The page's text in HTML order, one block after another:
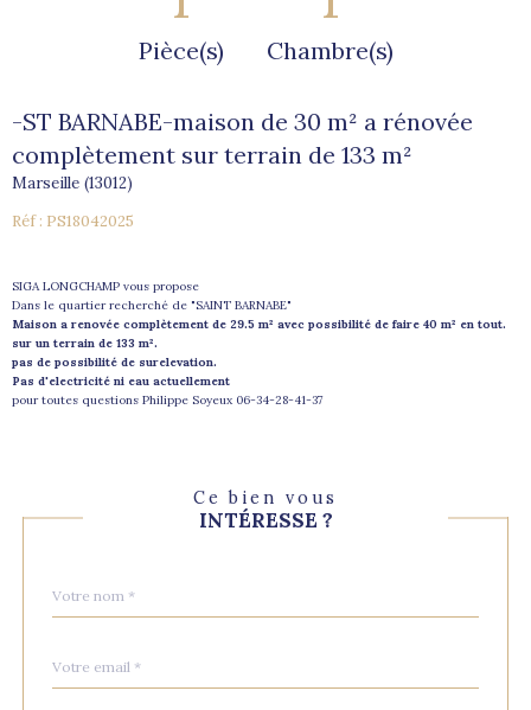
Pièce(s) Chambre(s)
-ST BARNABE-maison de 30 m² a rénovée
complètement sur terrain de 133 m²
Marseille (13012)
Réf : PS18042025
SIGA LONGCHAMP vous propose
Dans le quartier recherché de "SAINT BARNABE"
Maison a renovée complètement de 29.5 m² avec possibilité de faire 40 m² en tout.
sur un terrain de 133 m².
pas de possibilité de surelevation.
Pas d'electricité ni eau actuellement
pour toutes questions Philippe Soyeux 06-34-28-41-37
Ce bien vous
INTÉRESSE ?
par
*
*